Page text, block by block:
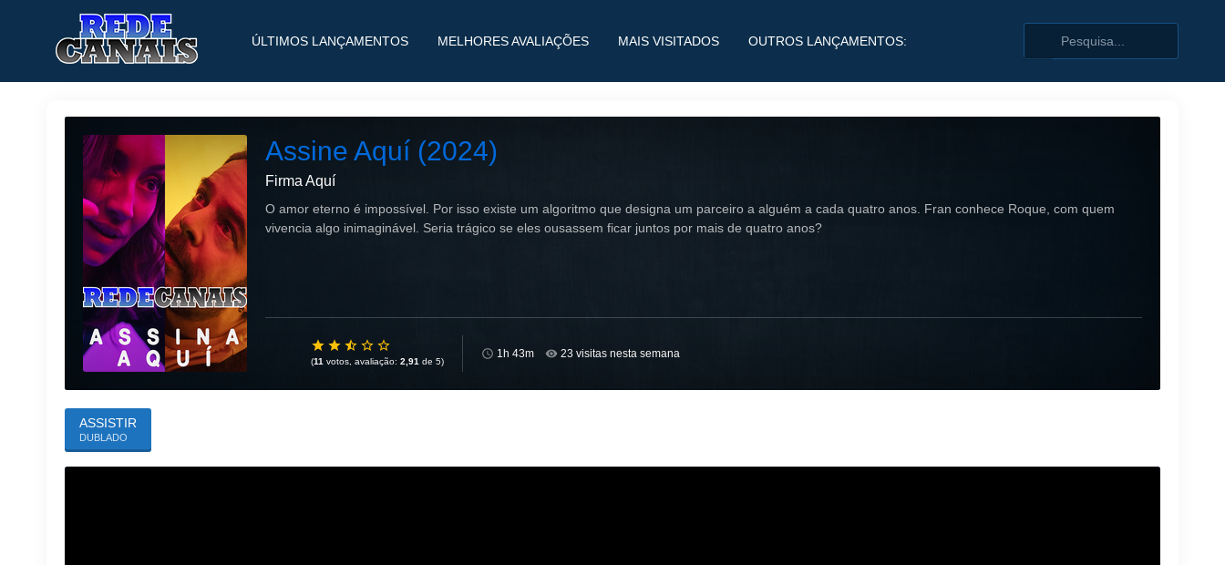
ÚLTIMOS LANÇAMENTOS MELHORES AVALIAÇÕES MAIS VISITADOS OUTROS LANÇAMENTOS:
Assine Aquí (2024)
Firma Aquí
O amor eterno é impossível. Por isso existe um algoritmo que designa um parceiro a alguém a cada quatro anos. Fran conhece Roque, com quem
vivencia algo inimaginável. Seria trágico se eles ousassem ficar juntos por mais de quatro anos?
(11 votos, avaliação: 2,91 de 5)
1h 43m 23 visitas nesta semana
ASSISTIR
DUBLADO